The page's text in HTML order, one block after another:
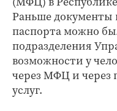
Раньше документы
паспорта можно
подразделения
возможности у
через МФЦ и через
услуг.